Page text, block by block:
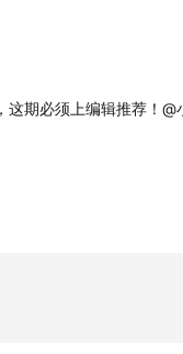
期必须上编辑推荐！@